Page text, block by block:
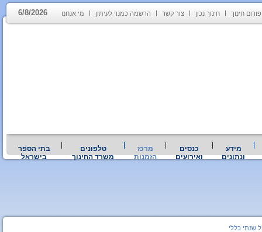
פורום חינוך חינוך נכון צור קשר הרשמה כמנוי לעיתון מי אנחנו 6/8/2026
מידע
ונתונים
כנסים
ואירועים
מרכז
הזמנות
טלפונים
משרד החינוך
בתי הספר
בישראל
שנתי כללי